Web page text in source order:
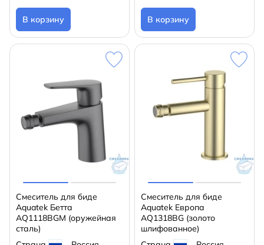
В корзину В корзину
Смеситель для биде
Aquatek Бетта
AQ1118BGM (оружейная
сталь)
Смеситель для биде
Aquatek Европа
AQ1318BG (золото
шлифованное)